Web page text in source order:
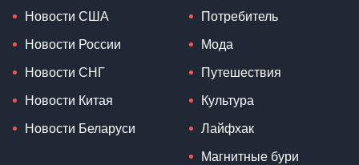
Новости США
Новости России
Новости СНГ
Новости Китая
Новости Беларуси
Потребитель
Мода
Путешествия
Культура
Лайфхак
Магнитные бури